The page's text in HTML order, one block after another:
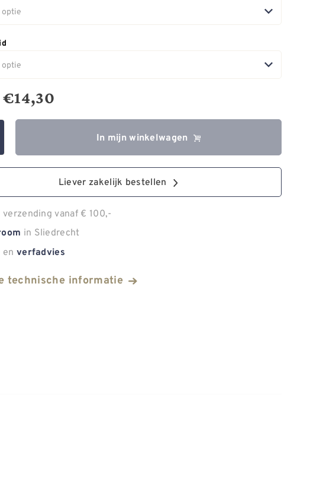
€14,30
In mijn winkelwagen
Liever zakelijk bestellen
verzending vanaf € 100,-
in Sliedrecht
verfadvies
technische informatie